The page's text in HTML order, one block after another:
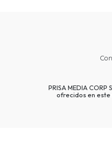
PRISA MEDIA
ofrecidos en este